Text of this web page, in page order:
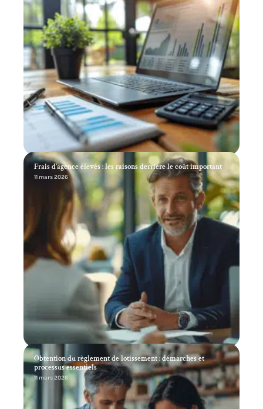
Frais d’agence élevés : les raisons derrière le coût important
11 mars 2026
Obtention du règlement de lotissement : démarches et
processus essentiels
11 mars 2026